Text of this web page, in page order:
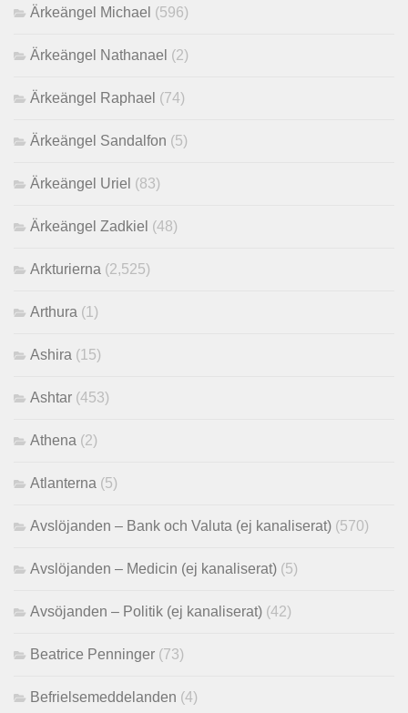
Ärkeängel Michael (596)
Ärkeängel Nathanael (2)
Ärkeängel Raphael (74)
Ärkeängel Sandalfon (5)
Ärkeängel Uriel (83)
Ärkeängel Zadkiel (48)
Arkturierna (2,525)
Arthura (1)
Ashira (15)
Ashtar (453)
Athena (2)
Atlanterna (5)
Avslöjanden – Bank och Valuta (ej kanaliserat) (570)
Avslöjanden – Medicin (ej kanaliserat) (5)
Avsöjanden – Politik (ej kanaliserat) (42)
Beatrice Penninger (73)
Befrielsemeddelanden (4)